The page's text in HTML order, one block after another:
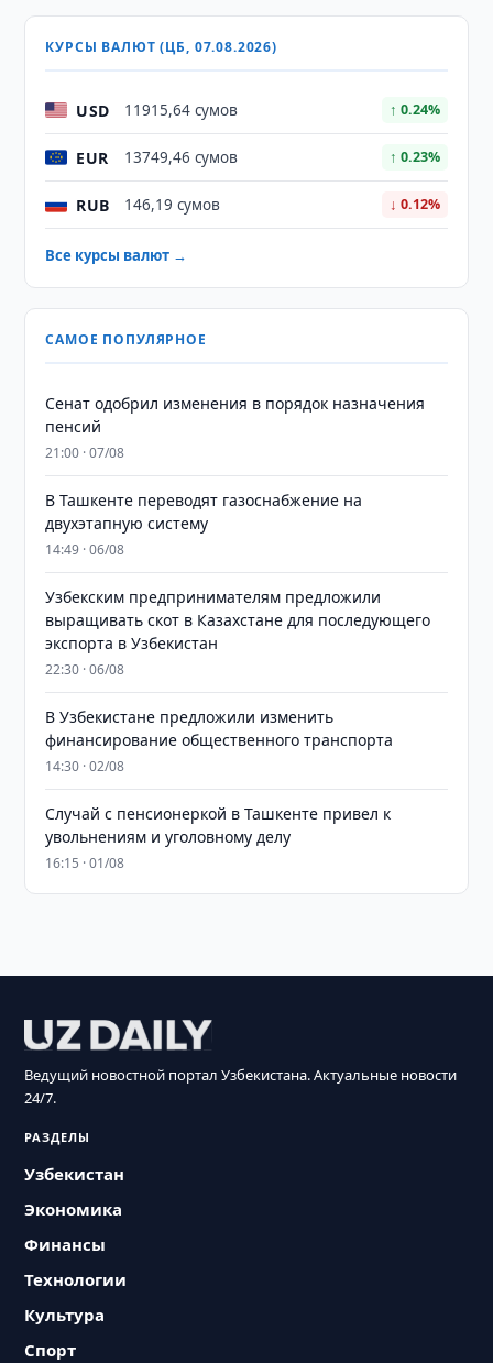
КУРСЫ ВАЛЮТ (ЦБ, 07.08.2026)
USD 11915,64 сумов ↑ 0.24%
EUR 13749,46 сумов ↑ 0.23%
RUB 146,19 сумов ↓ 0.12%
Все курсы валют →
САМОЕ ПОПУЛЯРНОЕ
Сенат одобрил изменения в порядок назначения
пенсий
21:00 · 07/08
В Ташкенте переводят газоснабжение на
двухэтапную систему
14:49 · 06/08
Узбекским предпринимателям предложили
выращивать скот в Казахстане для последующего
экспорта в Узбекистан
22:30 · 06/08
В Узбекистане предложили изменить
финансирование общественного транспорта
14:30 · 02/08
Случай с пенсионеркой в Ташкенте привел к
увольнениям и уголовному делу
16:15 · 01/08
Ведущий новостной портал Узбекистана. Актуальные новости
24/7.
РАЗДЕЛЫ
Узбекистан
Экономика
Финансы
Технологии
Культура
Спорт